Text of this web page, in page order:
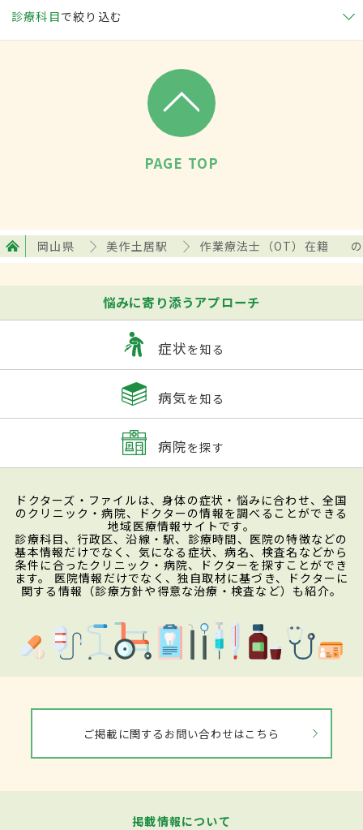
診療科目で絞り込む
PAGE TOP
岡山県 美作土居駅 作業療法士（OT）在籍
悩みに寄り添うアプローチ
症状を知る
病気を知る
病院を探す
ドクターズ・ファイルは、身体の症状・悩みに合わせ、全国
のクリニック・病院、ドクターの情報を調べることができる
地域医療情報サイトです。
診療科目、行政区、沿線・駅、診療時間、医院の特徴などの
基本情報だけでなく、気になる症状、病名、検査名などから
条件に合ったクリニック・病院、ドクターを探すことができ
ます。 医院情報だけでなく、独自取材に基づき、ドクターに
関する情報（診療方針や得意な治療・検査など）も紹介。
ご掲載に関するお問い合わせはこちら
掲載情報について